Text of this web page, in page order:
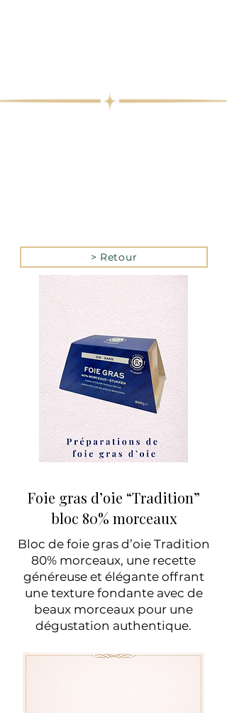
> Retour
Foie gras d’oie “Tradition”
bloc 80% morceaux
Bloc de foie gras d’oie Tradition
80% morceaux, une recette
généreuse et élégante offrant
une texture fondante avec de
beaux morceaux pour une
dégustation authentique.